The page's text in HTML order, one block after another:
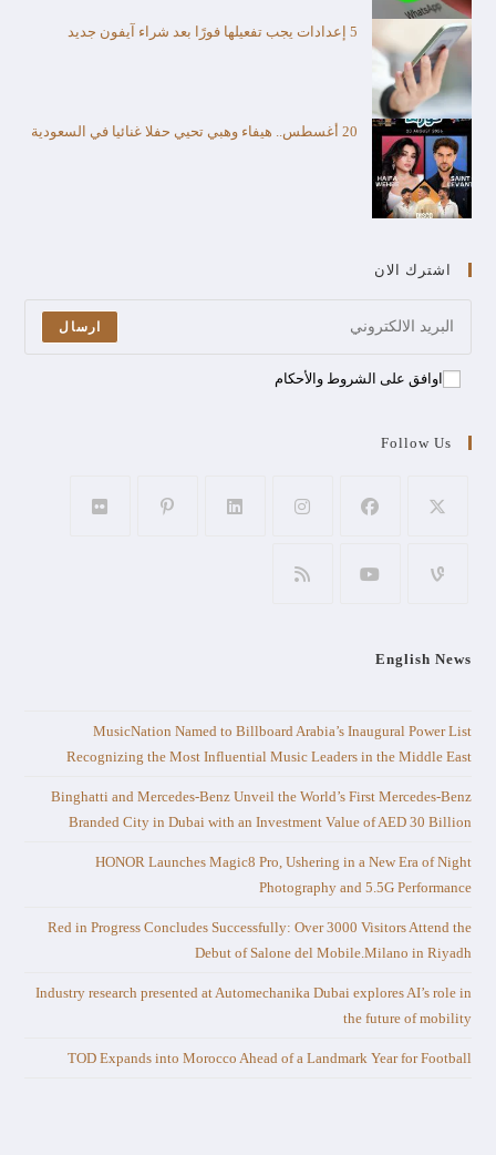
5 إعدادات يجب تفعيلها فورًا بعد شراء آيفون جديد
20 أغسطس.. هيفاء وهبي تحيي حفلا غنائيا في السعودية
اشترك الان
ارسال
اوافق على الشروط والأحكام
Follow Us
English News
MusicNation Named to Billboard Arabia’s Inaugural Power List
Recognizing the Most Influential Music Leaders in the Middle East
Binghatti and Mercedes-Benz Unveil the World’s First Mercedes-Benz
Branded City in Dubai with an Investment Value of AED 30 Billion
HONOR Launches Magic8 Pro, Ushering in a New Era of Night
Photography and 5.5G Performance
Red in Progress Concludes Successfully: Over 3000 Visitors Attend the
Debut of Salone del Mobile.Milano in Riyadh
Industry research presented at Automechanika Dubai explores AI’s role in
the future of mobility
TOD Expands into Morocco Ahead of a Landmark Year for Football